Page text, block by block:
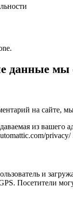
данные мы
на сайте,
из вашего
и
Посетители